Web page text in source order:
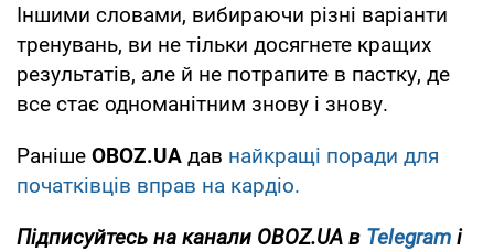
Іншими словами, вибираючи різні варіанти
тренувань, ви не тільки досягнете кращих
результатів, але й не потрапите в пастку, де
все стає одноманітним знову і знову.
Раніше OBOZ.UA дав найкращі поради для
початківців вправ на кардіо.
Підписуйтесь на канали OBOZ.UA в Telegram і